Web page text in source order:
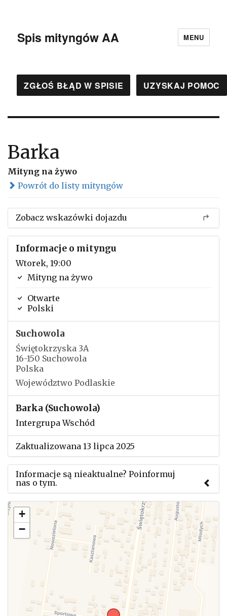
Spis mityngów AA MENU
ZGŁOŚ BŁĄD W SPISIE UZYSKAJ POMOC
Barka
Mityng na żywo
Powrót do listy mityngów
Zobacz wskazówki dojazdu
Informacje o mityngu
Wtorek, 19:00
Mityng na żywo
Otwarte
Polski
Suchowola
Świętokrzyska 3A
16-150 Suchowola
Polska
Województwo Podlaskie
Barka (Suchowola)
Intergrupa Wschód
Zaktualizowana 13 lipca 2025
Informacje są nieaktualne? Poinformuj
nas o tym.
Użyj tego formularza aby przesłać informację o
zmianach w powyższym mityngu.
+
−